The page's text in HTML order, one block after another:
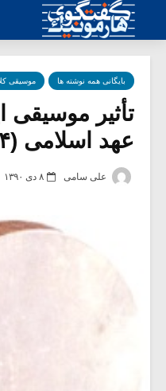
بایگانی همه نوشته ها موسیقی
تأثیر موسیقی
عهد اسلامی (۴)
علی سامی ۸ دی ۱۳۹۰